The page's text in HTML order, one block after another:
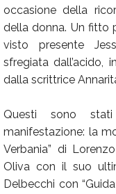
occasione della
della donna. Un fitto
visto presente
sfregiata dall’acido,
dalla scrittrice
Questi sono
manifestazione: la
Verbania” di
Oliva con il suo
Delbecchi con